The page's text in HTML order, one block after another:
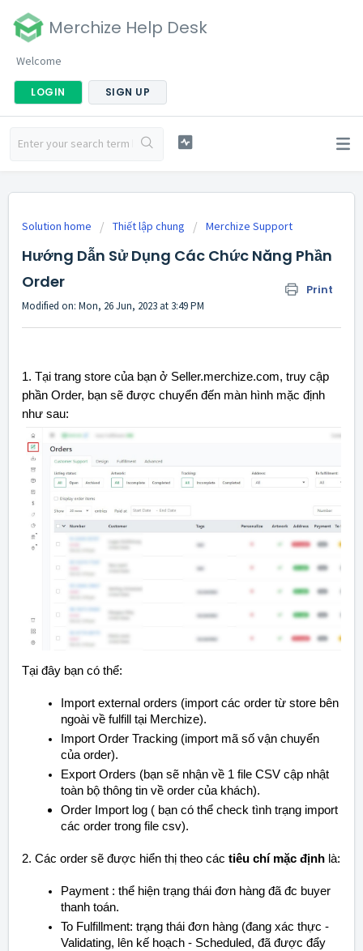
Merchize Help Desk
Welcome
LOGIN SIGN UP
Solution home Thiết lập chung Merchize Support
Hướng Dẫn Sử Dụng Các Chức Năng Phần
Order
Print
Modified on: Mon, 26 Jun, 2023 at 3:49 PM
1. Tại trang store của bạn ở Seller.merchize.com, truy cập
phần Order, bạn sẽ được chuyển đến màn hình mặc định
như sau:
Tại đây bạn có thể:
Import external orders (import các order từ store bên
ngoài về fulfill tại Merchize).
Import Order Tracking (import mã số vận chuyển
của order).
Export Orders (bạn sẽ nhận về 1 file CSV cập nhật
toàn bộ thông tin về order của khách).
Order Import log ( bạn có thể check tình trạng import
các order trong file csv).
2. Các order sẽ được hiển thị theo các tiêu chí mặc định là:
Payment : thể hiện trạng thái đơn hàng đã đc buyer
thanh toán.
To Fulfillment: trạng thái đơn hàng (đang xác thực -
Validating, lên kế hoạch - Scheduled, đã được đẩy